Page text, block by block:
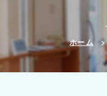
ホーム